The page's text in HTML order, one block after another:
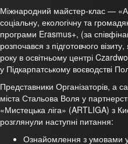
Міжнародний майстер-клас —
соціальну, екологічну та
програми Erasmus+, (за
розпочався з підготовчого
року в освітньому центрі
у Підкарпатському воєводстві
Представники Організаторів, а
міста Стальова Воля у
«Мистецька ліга» (ARTLIGA) з
розглянули наступні питання:
Ознайомлення з умовами